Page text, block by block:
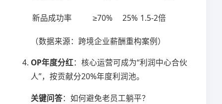
新品成功率 ≥70% 25% 1.5-2倍
（数据来源：跨境企业薪酬重构案例）
​OP年度分红​​：核心运营可成为“利润中心合伙
人”，按贡献分20%年度利润池。
​关键问答​​：如何避免老员工躺平？